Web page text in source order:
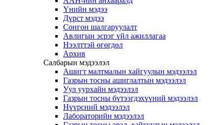
Үнийн мэдээ
Дүрст мэдээ
Сонгон шалгаруулалт
Авлигын эсрэг үйл ажиллагаа
Нээлттэй өгөгдөл
Архив
Салбарын мэдээлэл
Ашигт малтмалын хайгуулын мэдээлэл
Газрын тосны ашиглалтын мэдээлэл
Уул уурхайн мэдээлэл
Газрын тосны бүтээгдэхүүний мэдээлэл
Нүүрсний мэдээлэл
Лабораторийн мэдээлэл